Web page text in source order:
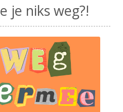
je niks weg?!